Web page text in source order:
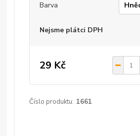
Barva
Nejsme plátci DPH
29 Kč
Číslo produktu: 1661